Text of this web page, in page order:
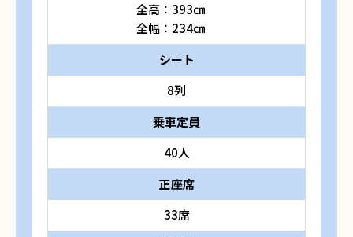
全高：393㎝
全幅：234㎝
シート
8列
乗車定員
40人
正座席
33席